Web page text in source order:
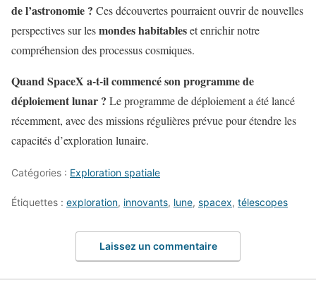
de l’astronomie ? Ces découvertes pourraient ouvrir de nouvelles
perspectives sur lesmondes habitableset enrichir notre
compréhension des processus cosmiques.
Quand SpaceX a-t-il commencé son programme de
déploiement lunar ? Le programme de déploiement a été lancé
récemment, avec des missions régulières prévue pour étendre les
capacités d’exploration lunaire.
Catégories : Exploration spatiale
Étiquettes : exploration, innovants, lune, spacex, télescopes
Laissez un commentaire